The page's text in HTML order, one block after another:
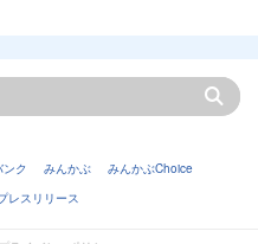
ンク みんかぶ
みんかぶChoice
レスリリース